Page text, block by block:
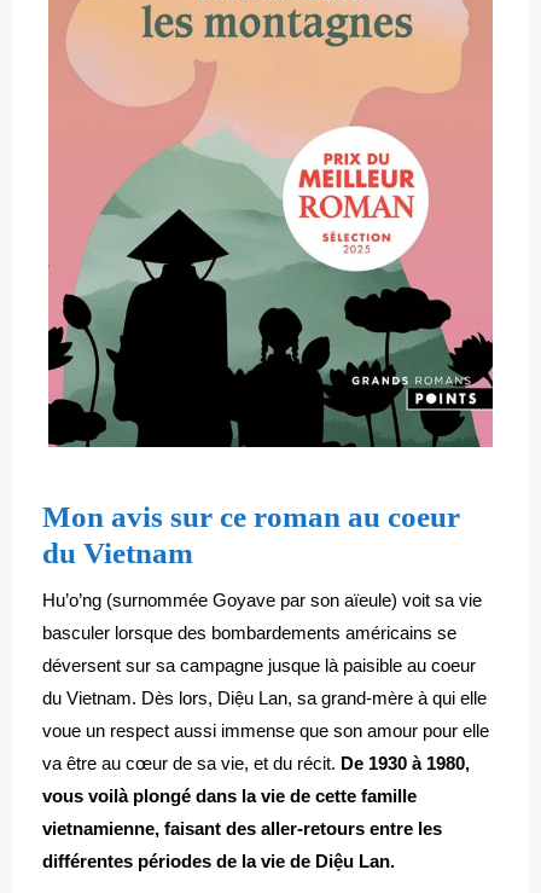
Mon avis sur ce roman au coeur
du Vietnam
Hu’o’ng (surnommée Goyave par son aïeule) voit sa vie
basculer lorsque des bombardements américains se
déversent sur sa campagne jusque là paisible au coeur
du Vietnam. Dès lors, Diệu Lan, sa grand-mère à qui elle
voue un respect aussi immense que son amour pour elle
va être au cœur de sa vie, et du récit. De 1930 à 1980,
vous voilà plongé dans la vie de cette famille
vietnamienne, faisant des aller-retours entre les
différentes périodes de la vie de Diệu Lan.